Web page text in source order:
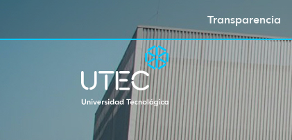
Transparencia